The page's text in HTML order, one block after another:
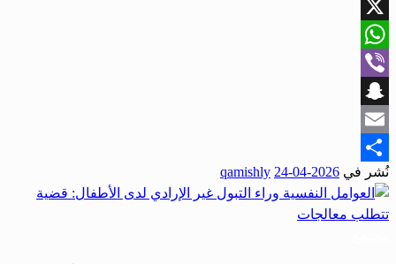
Facebook
X
WhatsApp
Viber
Snapchat
Email
Share
نُشر في 2026-04-24
qamishly